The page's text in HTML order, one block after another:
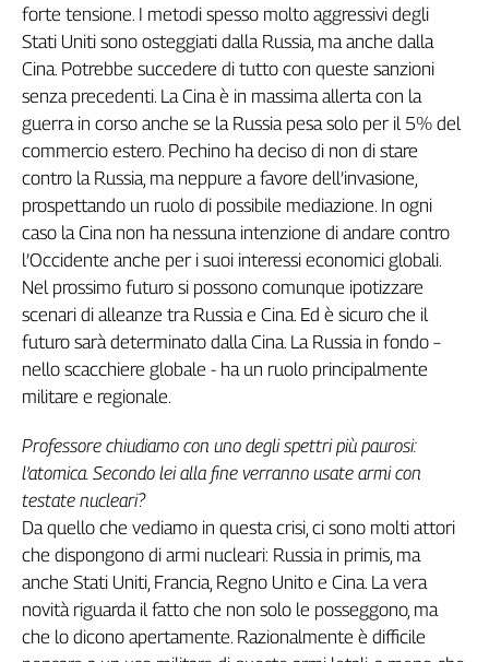
forte tensione. I metodi spesso molto aggressivi degli
Stati Uniti sono osteggiati dalla Russia, ma anche dalla
Cina. Potrebbe succedere di tutto con queste sanzioni
senza precedenti. La Cina è in massima allerta con la
guerra in corso anche se la Russia pesa solo per il 5% del
commercio estero. Pechino ha deciso di non di stare
contro la Russia, ma neppure a favore dell’invasione,
prospettando un ruolo di possibile mediazione. In ogni
caso la Cina non ha nessuna intenzione di andare contro
l’Occidente anche per i suoi interessi economici globali.
Nel prossimo futuro si possono comunque ipotizzare
scenari di alleanze tra Russia e Cina. Ed è sicuro che il
futuro sarà determinato dalla Cina. La Russia in fondo –
nello scacchiere globale - ha un ruolo principalmente
militare e regionale.
Professore chiudiamo con uno degli spettri più paurosi:
l’atomica. Secondo lei alla fine verranno usate armi con
testate nucleari?
Da quello che vediamo in questa crisi, ci sono molti attori
che dispongono di armi nucleari: Russia in primis, ma
anche Stati Uniti, Francia, Regno Unito e Cina. La vera
novità riguarda il fatto che non solo le posseggono, ma
che lo dicono apertamente. Razionalmente è difficile